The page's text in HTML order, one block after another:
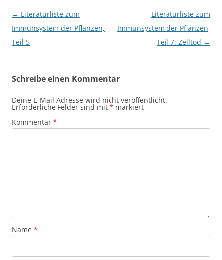
Beitragsnavigation
← Literaturliste zum
Immunsystem der Pflanzen,
Teil 5
Literaturliste zum
Immunsystem der Pflanzen,
Teil 7: Zelltod →
Schreibe einen Kommentar
Deine E-Mail-Adresse wird nicht veröffentlicht.
Erforderliche Felder sind mit * markiert
Kommentar *
Name *